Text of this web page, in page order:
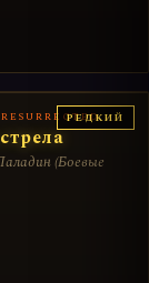
РЕДКИЙ
(Боевые